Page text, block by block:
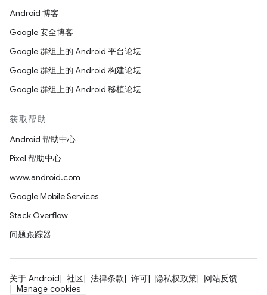
Android 博客
Google 安全博客
Google 群组上的 Android 平台论坛
Google 群组上的 Android 构建论坛
Google 群组上的 Android 移植论坛
获取帮助
Android 帮助中心
Pixel 帮助中心
www.android.com
Google Mobile Services
Stack Overflow
问题跟踪器
关于 Android 社区 法律条款 许可 隐私权政策
网站反馈
Manage cookies